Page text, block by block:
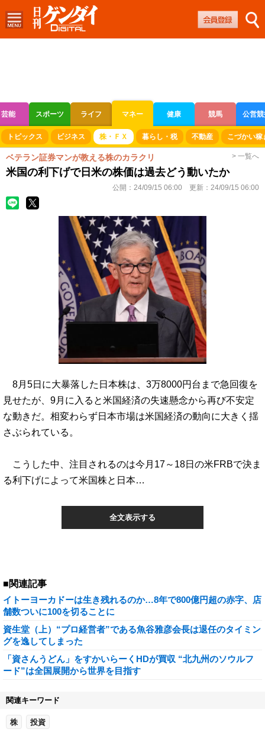
芸能 スポーツ ライフ マネー 健康 競馬 公営
ボートレース 競輪 オートレース
トピックス ビジネス 株・ＦＸ 暮らし・税 不動産 こづかい稼
ベテラン証券マンが教える株のカラクリ > 一覧へ
米国の利下げで日米の株価は過去どう動いたか
公開： 24/09/15 06:00 更新： 24/09/15 06:00
8月5日に大暴落した日本株は、3万8000円台まで急回復を
見せたが、9月に入ると米国経済の失速懸念から再び不安定
な動きだ。相変わらず日本市場は米国経済の動向に大きく揺
さぶられている。
こうした中、注目されるのは今月17～18日の米FRBで決ま
る利下げによって米国株と日本…
全文表示する
■関連記事
イトーヨーカドーは生き残れるのか…8年で800億円超の赤字、店
舗数ついに100を切ることに
資生堂（上）“プロ経営者”である魚谷雅彦会長は退任のタイミン
グを逸してしまった
「資さんうどん」をすかいらーくHDが買収 “北九州のソウルフ
ード”は全国展開から世界を目指す
関連キーワード
株 投資